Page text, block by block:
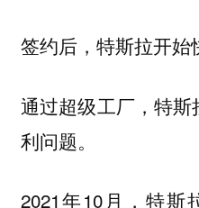
签约后，特斯拉开始
通过超级工厂，特
利问题。
2021年10月，特斯